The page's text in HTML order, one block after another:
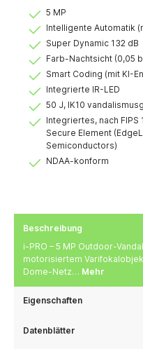
5 MP
Intelligente Automatik
Super Dynamic 132 dB
Farb-Nachtsicht (0,05
Smart Coding (mit KI-
Integrierte IR-LED
50 J, IK10
Integriertes, nach
Secure Element
Semiconductors)
NDAA-konform
Beschreibung
i-PRO – 5 MP Outdoor-
motorisiertem
Dome-Netz… Mehr
Eigenschaften
Datenblätter